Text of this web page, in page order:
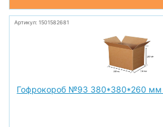
Артикул: 1501582681
Гофрокороб №93 380*380*260 мм